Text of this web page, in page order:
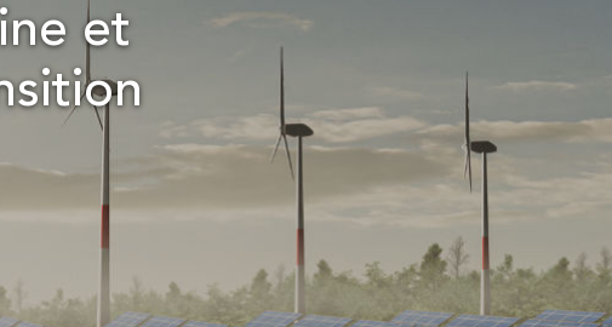
et